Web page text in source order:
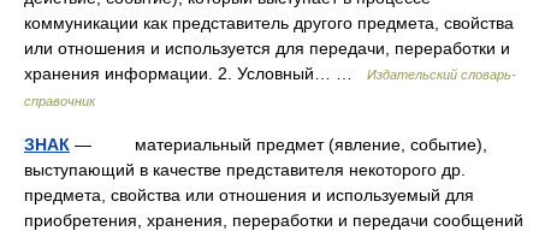
коммуникации как представитель другого предмета, свойства
или отношения и используется для передачи, переработки и
хранения информации. 2. Условный… …
Издательский словарь-
справочник
ЗНАК — материальный предмет (явление, событие),
выступающий в качестве представителя некоторого др.
предмета, свойства или отношения и используемый для
приобретения, хранения, переработки и передачи сообщений